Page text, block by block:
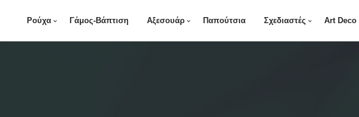
Ρούχα Γάμος-Βάπτιση Αξεσουάρ Παπούτσια Σχεδιαστές Art Deco